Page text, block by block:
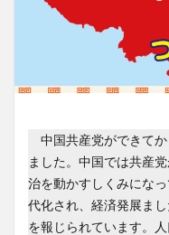
中国共産党ができてか
ました。中国では共産
治を動かすしくみにな
代化され、経済発展ま
を報じられています。